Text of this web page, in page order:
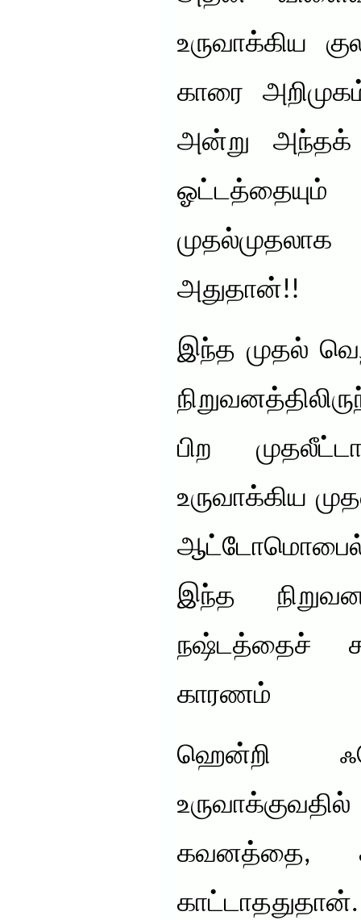
உருவாக்கிய
காரை
அன்று அந்தக்
ஓட்டத்தையும்
அதுதான்!!
இந்த முதல்
பிற
உருவாக்கிய
இந்த
நஷ்டத்தைச்
காரணம்
ஹென்றி
கவனத்தை,